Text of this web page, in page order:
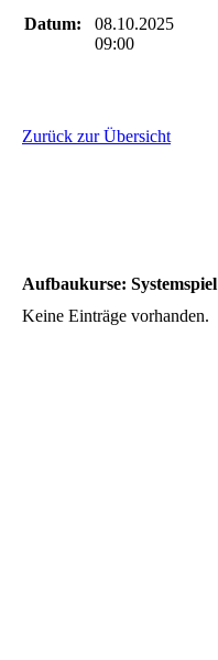
Datum:
08.10.2025
09:00
Zurück zur Übersicht
Aufbaukurse: Systemspiel
Keine Einträge vorhanden.